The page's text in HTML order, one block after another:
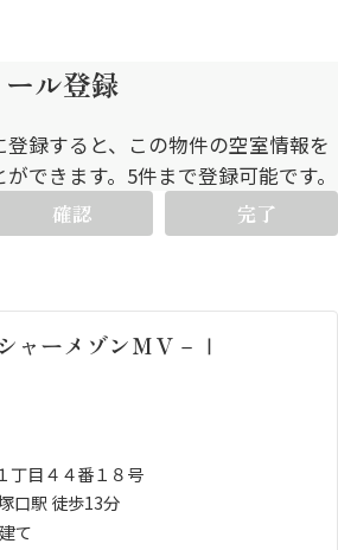
お気に入り
ら探す
探す
ら探す
ル登録
録すると、この物件の空室情報を
できます。5件まで登録可能です。
確認 完了
シャーメゾンＭＶ－Ⅰ
丁目４４番１８号
口駅 徒歩13分
て